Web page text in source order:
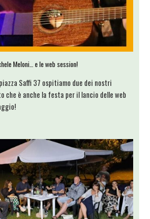
Meloni… e le web session!
Saffi 37 ospitiamo due dei nostri
che è anche la festa per il lancio delle web